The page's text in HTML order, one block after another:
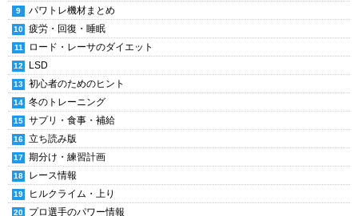
パワトレ機材まとめ
疲労・回復・睡眠
ロード・レーサのダイエット
LSD
初心者のためのヒント
冬のトレーニング
サプリ・食事・補給
立ち読み版
期分け・練習計画
レース情報
ヒルクライム・上り
プロ選手のパワー情報